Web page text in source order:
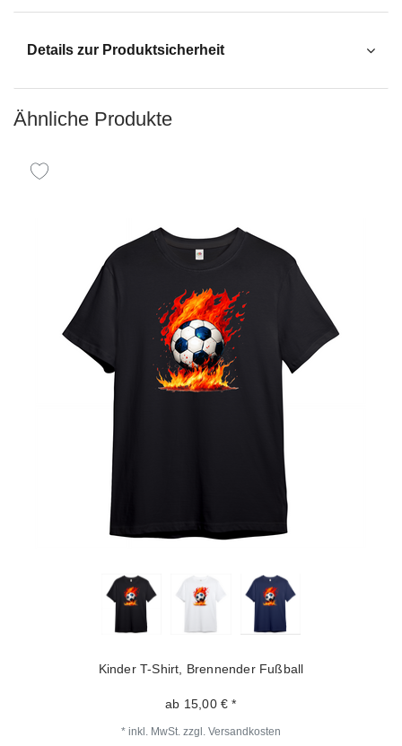
Details zur Produktsicherheit
Ähnliche Produkte
Kinder T-Shirt, Brennender Fußball
ab 15,00 € *
* inkl. MwSt. zzgl. Versandkosten